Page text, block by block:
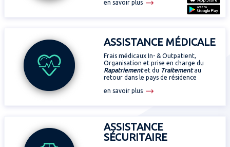
Gymnaestrada Mondiale 2027
336 12
Traitement hors du pays
Annoncer un sinistre (Espace Membre)
Attestation pour visa (Espace Membre)
Brochure personnalisée & carte de membre
en savoir plus
ASSISTANCE MÉDICALE
Frais médicaux In- & Outpatient,
Organisation et prise en charge du
Rapatriementet du Traitementau
retour dans le pays de résidence
en savoir plus
ASSISTANCE
SÉCURITAIRE